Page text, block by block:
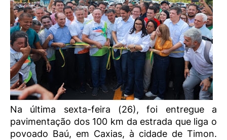
Na última sexta-feira (26), foi entregue a
pavimentação dos 100 km da estrada que liga o
povoado Baú, em Caxias, à cidade de Timon.